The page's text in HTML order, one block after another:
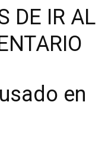
DE IR AL
en